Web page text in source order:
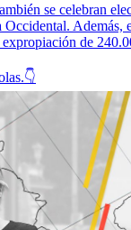
se celebran
Además,
de